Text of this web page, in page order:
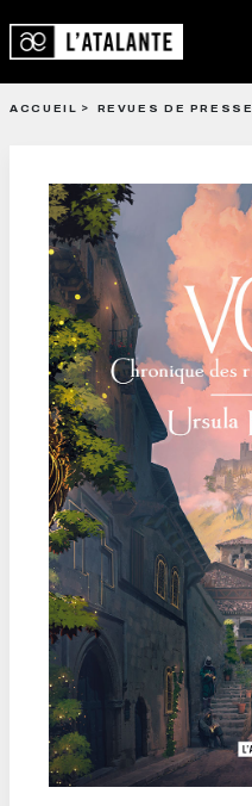
ACCUEIL REVUES DE PRESSE